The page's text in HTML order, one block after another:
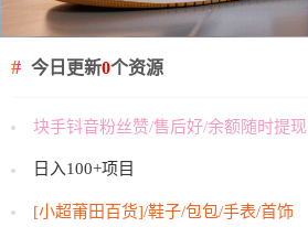
今日更新0个资源
块手钭音粉丝赞/售后好/余额随时提现
日入100+项目
[小超莆田百货]/鞋子/包包/手表/首饰